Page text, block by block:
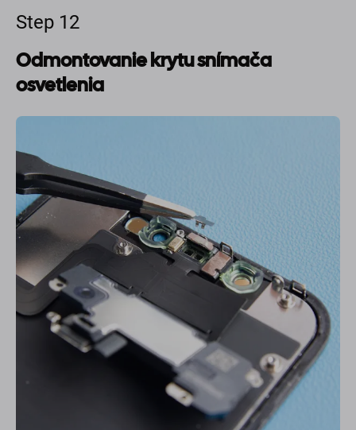
Step 12
Odmontovanie krytu snímača
osvetlenia